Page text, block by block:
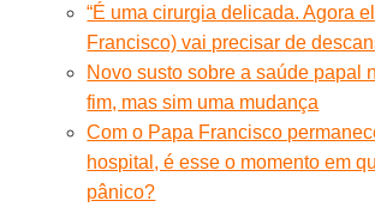
“É uma cirurgia delicada. Agora
Francisco) vai precisar de
Novo susto sobre a saúde papal
fim, mas sim uma mudança
Com o Papa Francisco
hospital, é esse o momento em
pânico?